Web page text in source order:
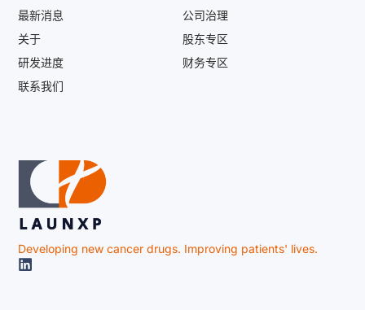
Developing new cancer drugs. Improving patients' lives.
最新消息
关于
研发进度
联系我们
公司治理
股东专区
财务专区